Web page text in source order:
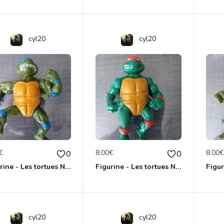
cyl20
0
Figurine - Les tortues Ninja - Leonardo
cyl20
8.00€ 0
Figurine - Les tortues Ninja - Michaelangelo
8.00€
cyl20 cyl20